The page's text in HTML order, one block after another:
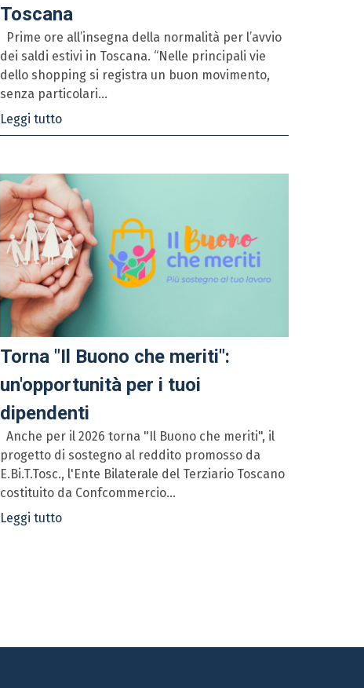
Toscana
Prime ore all’insegna della normalità per l’avvio
dei saldi estivi in Toscana. “Nelle principali vie
dello shopping si registra un buon movimento,
senza particolari...
Leggi tutto
Torna "Il Buono che meriti":
un'opportunità per i tuoi
dipendenti
Anche per il 2026 torna "Il Buono che meriti", il
progetto di sostegno al reddito promosso da
E.Bi.T.Tosc., l'Ente Bilaterale del Terziario Toscano
costituito da Confcommercio...
Leggi tutto